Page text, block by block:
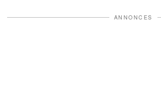
ANNONCES